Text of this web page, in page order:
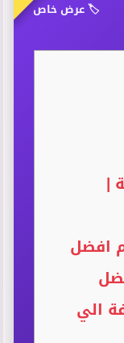
🏷️ عرض خاص
|
افضل
الي